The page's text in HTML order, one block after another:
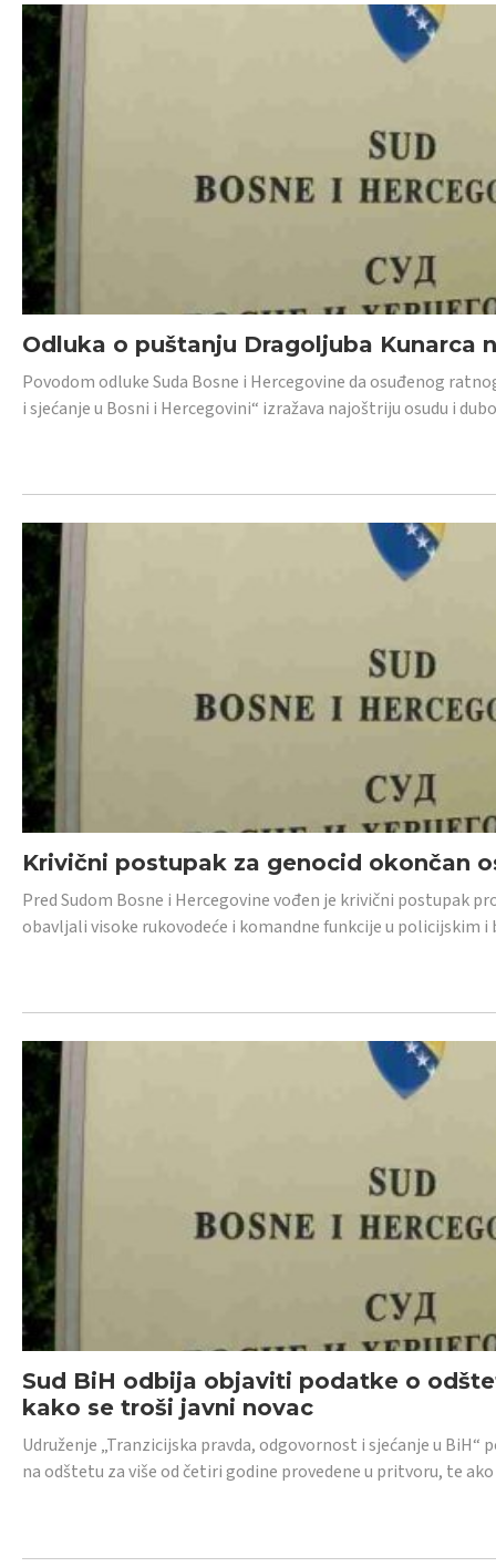
Odluka o puštanju Dragoljuba Kunarca
Povodom odluke Suda Bosne i Hercegovine da osuđenog
i sjećanje u Bosni i Hercegovini“ izražava najoštriju osudu i
Krivični postupak za genocid okončan
Pred Sudom Bosne i Hercegovine vođen je krivični postupak
obavljali visoke rukovodeće i komandne funkcije u policijskim
Sud BiH odbija objaviti podatke o
kako se troši javni novac
Udruženje „Tranzicijska pravda, odgovornost i sjećanje u
na odštetu za više od četiri godine provedene u pritvoru, te